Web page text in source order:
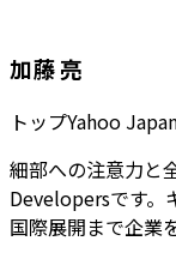
加藤 亮
トップYahoo
細部への注意力と
Developersです。
国際展開まで企業